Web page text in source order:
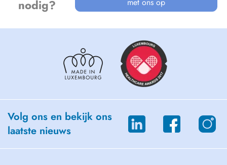
nodig?
Volg ons en bekijk ons
laatste nieuws